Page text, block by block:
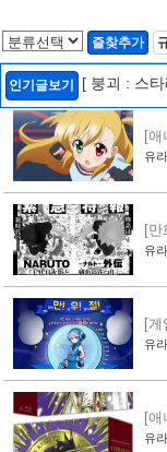
즐찾추가
인기글보기 [ 붕괴 : 스
[애
노
유
[만
신
유
[게
트
유
[애
유